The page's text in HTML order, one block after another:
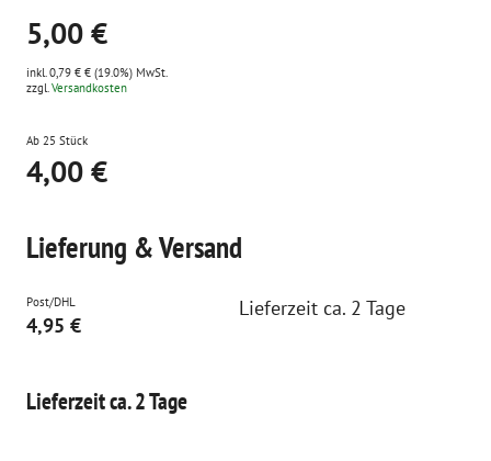
5,00 €
inkl. 0,79 € € (19.0%) MwSt.
zzgl.Versandkosten
Ab 25 Stück
4,00 €
Lieferung & Versand
Post/DHL
4,95 €
Lieferzeit ca. 2 Tage
Lieferzeit ca. 2 Tage